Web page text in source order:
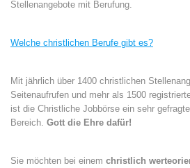
Stellenangebote mit Berufung.
Welche christlichen Berufe gibt es?
Mit jährlich über 1400 christlichen
Seitenaufrufen und mehr als 1500
ist die Christliche Jobbörse ein sehr
Bereich. Gott die Ehre dafür!
Sie möchten bei einem christlich